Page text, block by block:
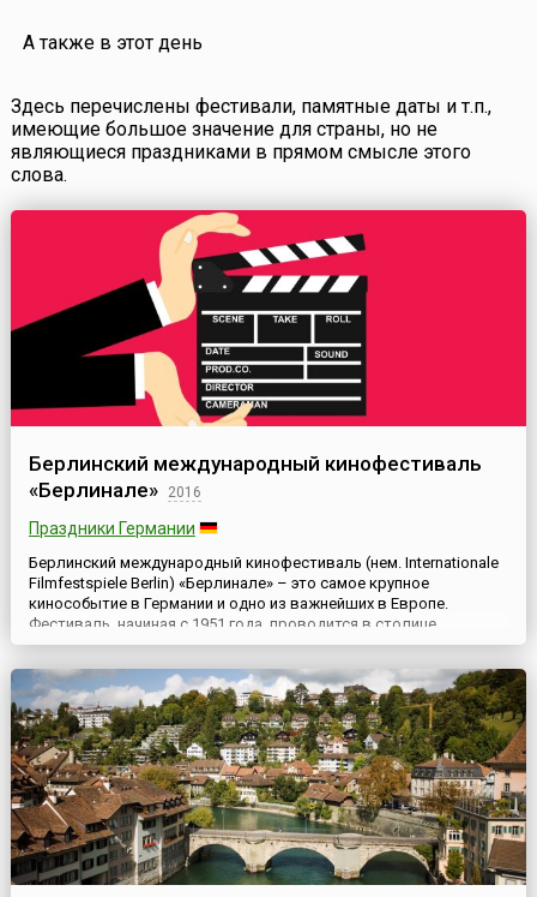
А также в этот день
Здесь перечислены фестивали, памятные даты и т.п.,
имеющие большое значение для страны, но не
являющиеся праздниками в прямом смысле этого
слова.
Берлинский международный кинофестиваль
«Берлинале»
2016
Праздники Германии
Берлинский международный кинофестиваль (нем. Internationale
Filmfestspiele Berlin) «Берлинале» – это самое крупное
кинособытие в Германии и одно из важнейших в Европе.
Фестиваль, начиная с 1951 года, проводится в столице
Германии ежегодно, он проходит в феврале и длится 10 дней
(до 1978 года проводился летом).Наряду с Каннским,
Венецианским и Московским кинофестивалями, «Берлинале»
также являе...